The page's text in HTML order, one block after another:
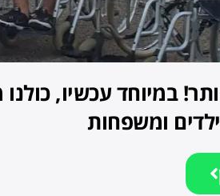
במיוחד עכשיו, כולנו
ומשפחות